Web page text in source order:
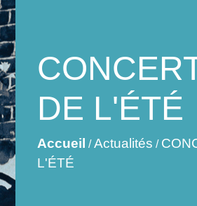
DE L'ÉTÉ
Accueil /Actualités /
L'ÉTÉ